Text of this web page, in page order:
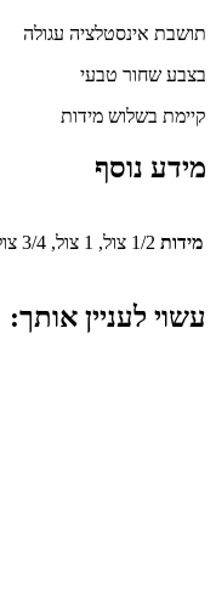
תושבת אינסטלציה עגולה
בצבע שחור טבעי
קיימת בשלוש מידות
מידע נוסף
מידות 1/2 צול, 1 צול, 3/4 צול
עשוי לעניין אותך: